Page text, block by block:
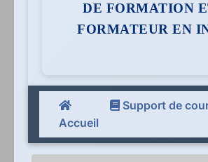
DE FORMATION
FORMATEUR EN
Accueil
Support de